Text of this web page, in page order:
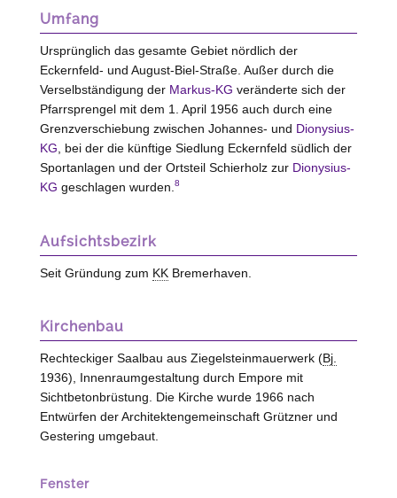
Umfang
Ursprünglich das gesamte Gebiet nördlich der
Eckernfeld- und August-Biel-Straße. Außer durch die
Verselbständigung der Markus-KG veränderte sich der
Pfarrsprengel mit dem 1. April 1956 auch durch eine
Grenzverschiebung zwischen Johannes- und Dionysius-
KG , bei der die künftige Siedlung Eckernfeld südlich der
Sportanlagen und der Ortsteil Schierholz zur Dionysius-
KG geschlagen wurden. 8
Aufsichtsbezirk
Seit Gründung zum KKBremerhaven.
Kirchenbau
Rechteckiger Saalbau aus Ziegelsteinmauerwerk (Bj.
1936), Innenraumgestaltung durch Empore mit
Sichtbetonbrüstung. Die Kirche wurde 1966 nach
Entwürfen der Architektengemeinschaft Grützner und
Gestering umgebaut.
Fenster